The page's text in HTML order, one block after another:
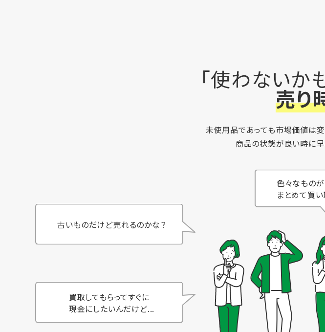
「使わないか
売り
未使用品であっても市場価値は変
商品の状態が良い時に早
色々なものが
まとめて買い
古いものだけど売れるのかな？
買取してもらってすぐに
現金にしたいんだけど...